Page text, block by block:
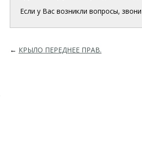
Если у Вас возникли вопросы,
← КРЫЛО ПЕРЕДНЕЕ ПРАВ.